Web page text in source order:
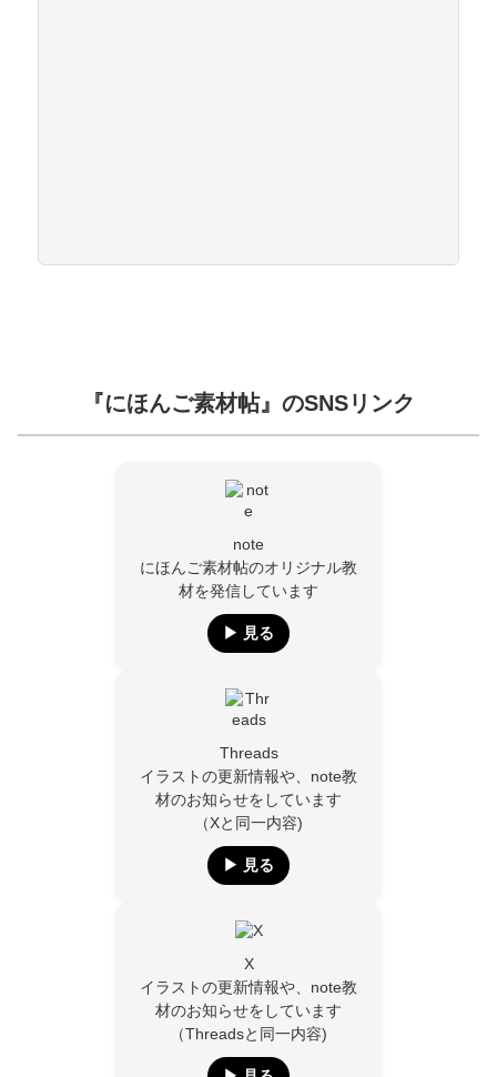
『にほんご素材帖』のSNSリンク
note
にほんご素材帖のオリジナル教
材を発信しています
▶︎ 見る
Threads
イラストの更新情報や、note教
材のお知らせをしています
（Xと同一内容)
▶︎ 見る
X
イラストの更新情報や、note教
材のお知らせをしています
（Threadsと同一内容)